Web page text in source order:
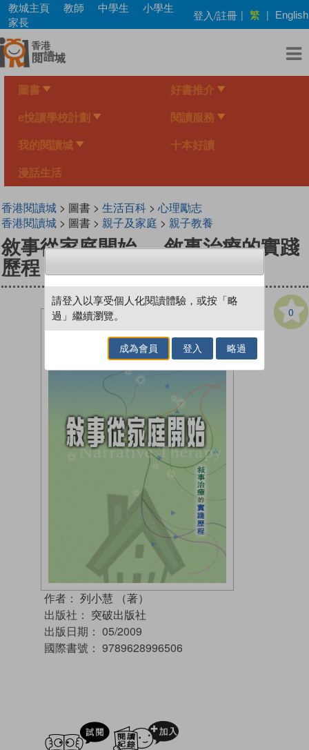
Skip
main
content
教城主頁 教師 中學生
小學生
家長
登入/註冊 | 繁 | English
圖書 好書推介
e悅讀學校計劃 閱讀服務
我的閱讀城 十本好讀
漫話生活
香港閱讀城> 圖書 > 生活百科> 心理勵志
香港閱讀城> 圖書 > 親子及家庭 > 親子教養
敘事從家庭開始──敘事治療的實踐
歷程
0
作者： 列小慧 （著）
出版社： 突破出版社
出版日期： 05/2009
國際書號： 9789628996506
試閲
請登入以享受個人化閱讀體驗，或按「略
過」繼續瀏覽。
成為會員 登入 略過